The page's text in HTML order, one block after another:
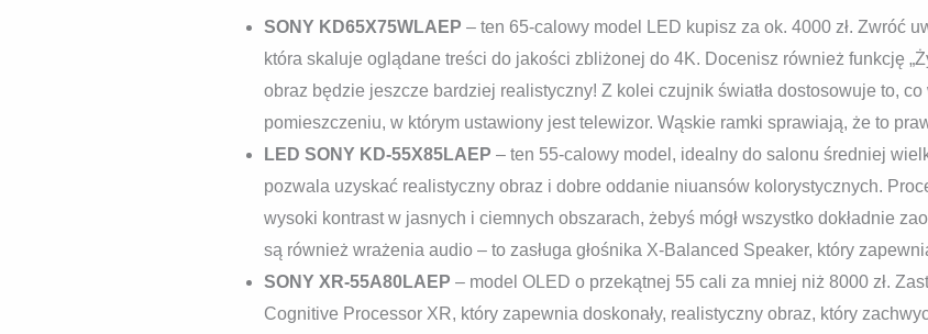
SONY KD65X75WLAEP – ten 65-calowy model LED kupisz za ok. 4000 zł. Zwróć
która skaluje oglądane treści do jakości zbliżonej do 4K. Docenisz również funkcję
obraz będzie jeszcze bardziej realistyczny! Z kolei czujnik światła dostosowuje to,
pomieszczeniu, w którym ustawiony jest telewizor. Wąskie ramki sprawiają, że to
LED SONY KD-55X85LAEP – ten 55-calowy model, idealny do salonu średniej
pozwala uzyskać realistyczny obraz i dobre oddanie niuansów kolorystycznych.
wysoki kontrast w jasnych i ciemnych obszarach, żebyś mógł wszystko dokładnie
są również wrażenia audio – to zasługa głośnika X-Balanced Speaker, który
SONY XR-55A80LAEP – model OLED o przekątnej 55 cali za mniej niż 8000 zł.
Cognitive Processor XR, który zapewnia doskonały, realistyczny obraz, który